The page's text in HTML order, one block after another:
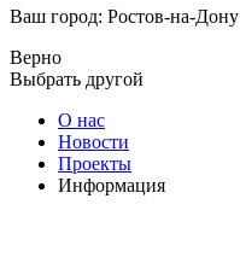
Ваш город: Ростов-на-Дону
Верно
Выбрать другой
О нас
Новости
Проекты
Информация